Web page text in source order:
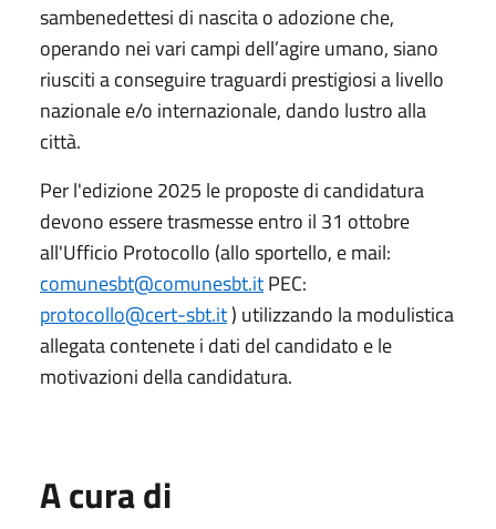
sambenedettesi di nascita o adozione che,
operando nei vari campi dell’agire umano, siano
riusciti a conseguire traguardi prestigiosi a livello
nazionale e/o internazionale, dando lustro alla
città.
Per l'edizione 2025 le proposte di candidatura
devono essere trasmesse entro il 31 ottobre
all'Ufficio Protocollo (allo sportello, e mail:
comunesbt@comunesbt.itPEC:
protocollo@cert-sbt.it) utilizzando la modulistica
allegata contenete i dati del candidato e le
motivazioni della candidatura.
A cura di